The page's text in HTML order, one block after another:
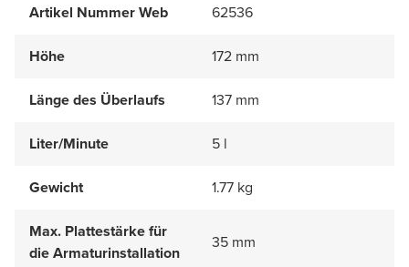
Artikel Nummer Web 62536
Höhe 172 mm
Länge des Überlaufs 137 mm
Liter/Minute 5 l
Gewicht 1.77 kg
Max. Plattestärke für
die Armaturinstallation
35 mm